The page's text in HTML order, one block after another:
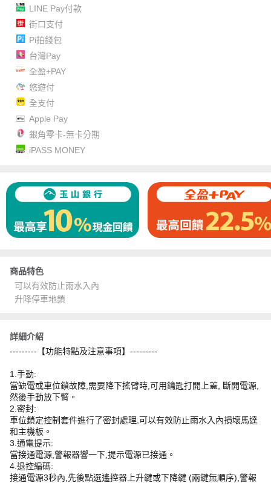
LINE Pay付款
街口支付
Pi拍錢包
台灣Pay
全盈+PAY
悠遊付
全支付
Apple Pay
銀角零卡-無卡分期
iPASS MONEY
商品特色
可以有效防止雨水入內
升降停車地鎖
詳細介紹
---------【功能特點及注意事項】---------
1.手動:
當缺電或車位鎖故障,需要降下搖臂時,可用鑰匙打開上蓋, 斷開電源,
然後手動放下臂。
2.密封:
車位鎖定控制套件進行了密封處理,可以有效防止雨水入內損壞馬達
和主機板。
3.通電提示:
當接通電源,警報器響一下,提示電源已接通。
4.退控編碼:
接通電源3秒內,先後點選遙控器上升鍵或下降鍵 (兩鍵無順序),警報